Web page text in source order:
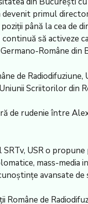
primul
până la cea
continuă să
Române din
de
Scriitorilor din
de rudenie între
USR o
mass-
avansate de
de